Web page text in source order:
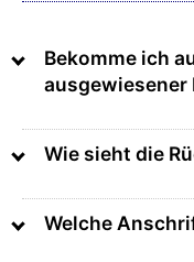
Bekomme ich
ausgewiesener
Wie sieht die
Welche